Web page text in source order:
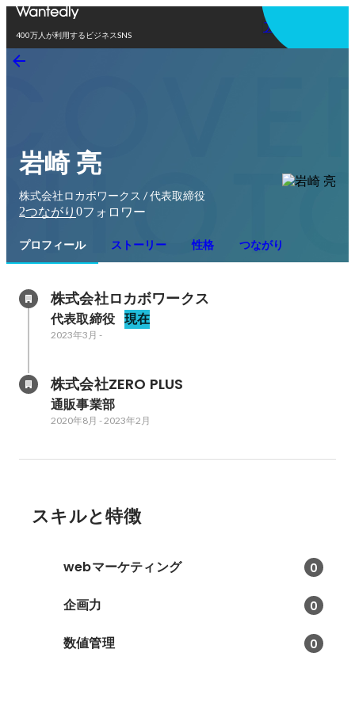
400万人が利用するビジネスSNS
アプリを使う
岩崎 亮
株式会社ロカボワークス / 代表取締役
2つながり 0フォロワー
プロフィール ストーリー 性格 つながり
株式会社ロカボワークス
代表取締役 現在
2023年3月 -
株式会社ZERO PLUS
通販事業部
2020年8月 -2023年2月
スキルと特徴
webマーケティング 0
企画力 0
数値管理 0